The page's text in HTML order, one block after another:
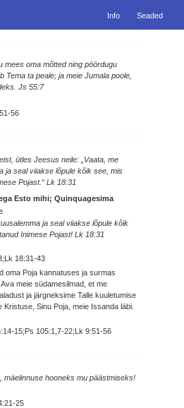
Info Seaded
mees oma mõtted ning pöördugu
Tema ta peale; ja meie Jumala poole,
Js 55:7
56
ütles Jeesus neile: „Vaata, me
ja seal viiakse lõpule kõik see, mis
Pojast.“ Lk 18:31
Esto mihi; Quinquagesima
ja seal viiakse lõpule kõik
Inimese Pojast! Lk 18:31
18:31-43
oma Poja kannatuses ja surmas
meie südamesilmad, et me
ja järgneksime Talle kuuletumise
Sinu Poja, meie Issanda läbi.
15;Ps 105:1,7-22;Lk 9:51-56
mäelinnuse hooneks mu päästmiseks!
25